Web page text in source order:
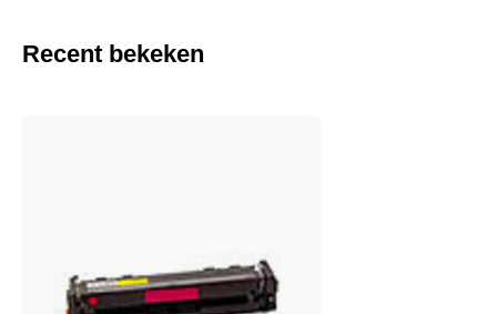
Recent bekeken